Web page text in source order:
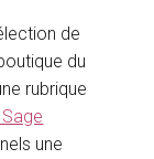
de
du
rubrique
une